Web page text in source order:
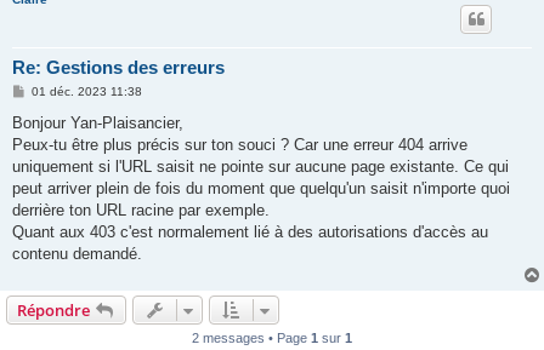
Re: Gestions des erreurs
M
s
a
g
01 déc. 2023 11:38
Bonjour Yan-Plaisancier,
Peux-tu être plus précis sur ton souci ? Car une erreur 404 arrive
uniquement si l'URL saisit ne pointe sur aucune page existante. Ce qui
peut arriver plein de fois du moment que quelqu'un saisit n'importe quoi
derrière ton URL racine par exemple.
Quant aux 403 c'est normalement lié à des autorisations d'accès au
contenu demandé.
Répondre
2 messages • Page 1 sur 1